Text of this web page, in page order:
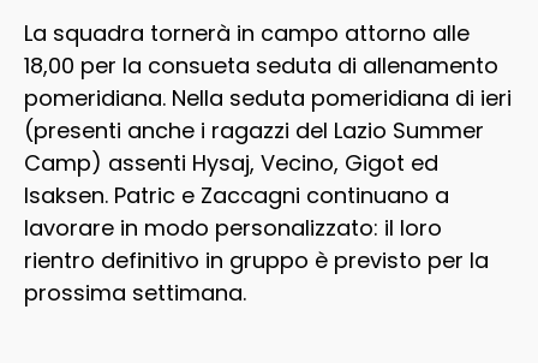
La squadra tornerà in campo attorno alle
18,00 per la consueta seduta di allenamento
pomeridiana. Nella seduta pomeridiana di ieri
(presenti anche i ragazzi del Lazio Summer
Camp) assenti Hysaj, Vecino, Gigot ed
Isaksen. Patric e Zaccagni continuano a
lavorare in modo personalizzato: il loro
rientro definitivo in gruppo è previsto per la
prossima settimana.